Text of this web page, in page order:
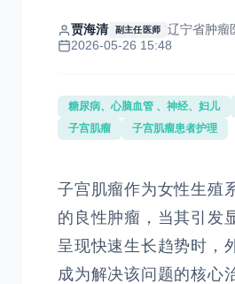
贾海清 副主任医师
辽宁省肿瘤
2026-05-26 15:48
糖尿病、心脑血管 、神经、妇儿
子宫肌瘤
子宫肌瘤患者护理
子宫肌瘤作为女性生殖
的良性肿瘤，当其引发
呈现快速生长趋势时，
成为解决该问题的核心